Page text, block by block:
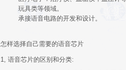
玩具类等领域。
承接语音电路的开发和设计。
怎样选择自己需要的语音芯片
1, 语音芯片的区别和分类: